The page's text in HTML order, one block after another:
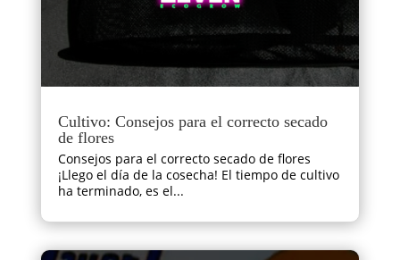
Cultivo: Consejos para el correcto secado
de flores
Consejos para el correcto secado de flores
¡Llego el día de la cosecha! El tiempo de cultivo
ha terminado, es el...